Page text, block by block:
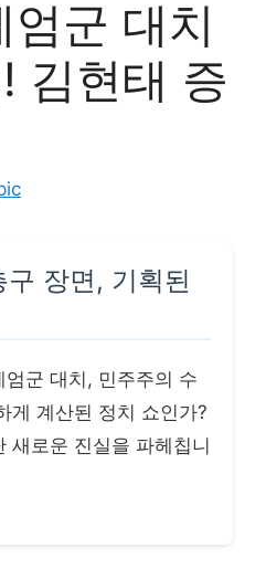
엄군 대치
김현태 증
장면, 기획된
군 대치, 민주주의 수
게 계산된 정치 쇼인가?
새로운 진실을 파헤칩니